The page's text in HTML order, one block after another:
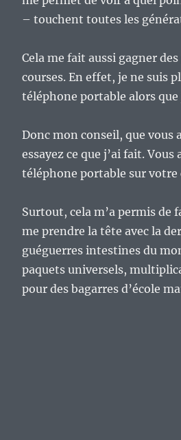
– touchent toutes les
Cela me fait aussi gagner
courses. En effet, je ne suis
téléphone portable alors que
Donc mon conseil, que vous
essayez ce que j’ai fait.
téléphone portable sur votre
Surtout, cela m’a permis de
me prendre la tête avec la
guéguerres intestines du
paquets universels,
pour des bagarres d’école